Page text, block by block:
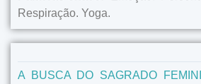
Respiração. Yoga.
A BUSCA DO SAGRADO